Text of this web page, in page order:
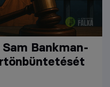
Bankman-